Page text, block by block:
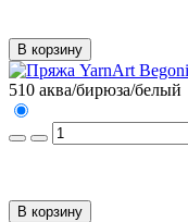
В корзину
510 аква/бирюза/белый
В корзину